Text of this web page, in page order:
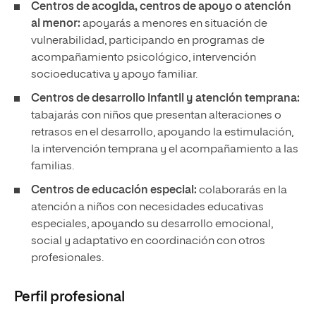
Centros de acogida, centros de apoyo o atención
al menor: apoyarás a menores en situación de
vulnerabilidad, participando en programas de
acompañamiento psicológico, intervención
socioeducativa y apoyo familiar.
Centros de desarrollo infantil y atención temprana:
tabajarás con niños que presentan alteraciones o
retrasos en el desarrollo, apoyando la estimulación,
la intervención temprana y el acompañamiento a las
familias.
Centros de educación especial: colaborarás en la
atención a niños con necesidades educativas
especiales, apoyando su desarrollo emocional,
social y adaptativo en coordinación con otros
profesionales.
Perfil profesional